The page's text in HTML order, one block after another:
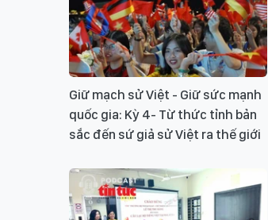
Giữ mạch sử Việt - Giữ sức mạnh
quốc gia: Kỳ 4- Từ thức tỉnh bản
sắc đến sứ giả sử Việt ra thế giới